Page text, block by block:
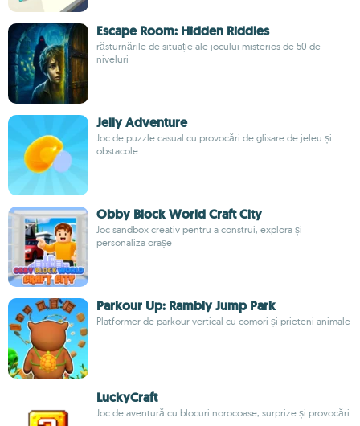
Escape Room: Hidden Riddles
răsturnările de situație ale jocului misterios de 50 de
niveluri
Jelly Adventure
Joc de puzzle casual cu provocări de glisare de jeleu și
obstacole
Obby Block World Craft City
Joc sandbox creativ pentru a construi, explora și
personaliza orașe
Parkour Up: Rambly Jump Park
Platformer de parkour vertical cu comori și prieteni animale
LuckyCraft
Joc de aventură cu blocuri norocoase, surprize și provocări